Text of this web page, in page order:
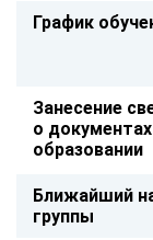
График
Занесение
о
образовании
Ближайший
группы